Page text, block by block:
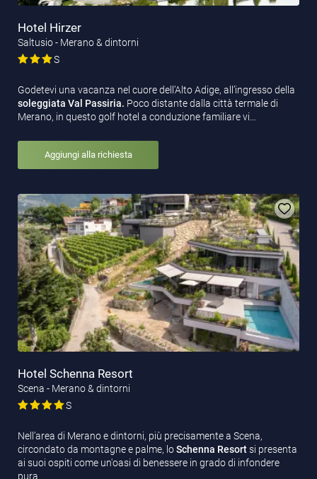
Hotel Hirzer
Saltusio - Merano & dintorni
S
Godetevi una vacanza nel cuore dell’Alto Adige, all’ingresso della
soleggiata Val Passiria. Poco distante dalla città termale di
Merano, in questo golf hotel a conduzione familiare vi…
Aggiungi alla richiesta
Hotel Schenna Resort
Scena - Merano & dintorni
S
Nell’area di Merano e dintorni, più precisamente a Scena,
circondato da montagne e palme, loSchenna Resortsi presenta
ai suoi ospiti come un'oasi di benessere in grado di infondere
pura…